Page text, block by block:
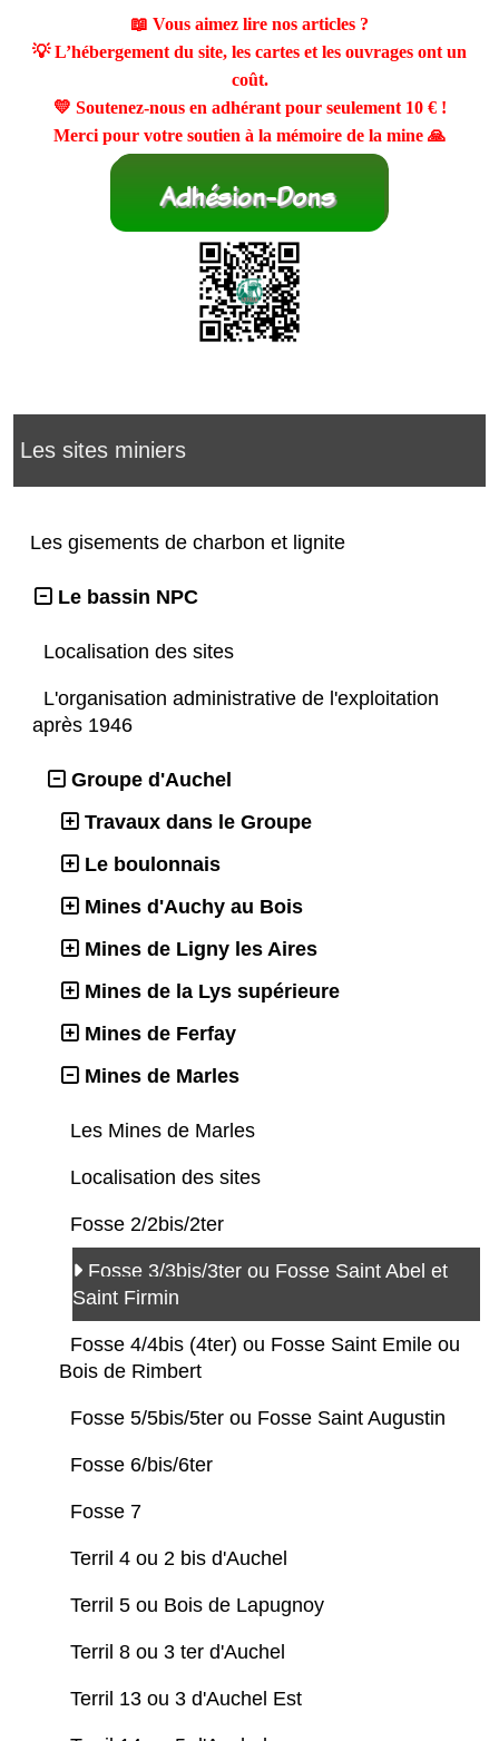
📖 Vous aimez lire nos articles ?
💡 L’hébergement du site, les cartes et les ouvrages ont un
coût.
💛 Soutenez-nous en adhérant pour seulement 10 €!
Merci pour votre soutien à la mémoire de la mine 🙏
Les sites miniers
Les gisements de charbon et lignite
Le bassin NPC
Localisation des sites
L'organisation administrative de l'exploitation
après 1946
Groupe d'Auchel
Travaux dans le Groupe
Le boulonnais
Mines d'Auchy au Bois
Mines de Ligny les Aires
Mines de la Lys supérieure
Mines de Ferfay
Mines de Marles
Les Mines de Marles
Localisation des sites
Fosse 2/2bis/2ter
Fosse 3/3bis/3ter ou Fosse Saint Abel et
Saint Firmin
Fosse 4/4bis (4ter) ou Fosse Saint Emile ou
Bois de Rimbert
Fosse 5/5bis/5ter ou Fosse Saint Augustin
Fosse 6/bis/6ter
Fosse 7
Terril 4 ou 2 bis d'Auchel
Terril 5 ou Bois de Lapugnoy
Terril 8 ou 3 ter d'Auchel
Terril 13 ou 3 d'Auchel Est